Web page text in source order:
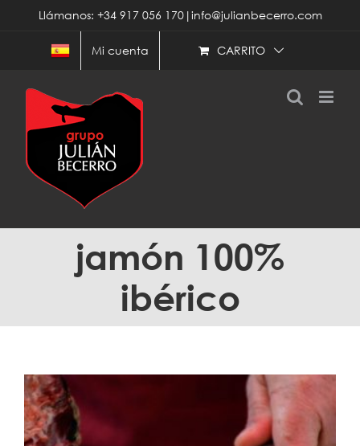
contenido
Llámanos: +34 917 056 170|info@julianbecerro.com
Mi cuenta CARRITO
jamón 100%
ibérico